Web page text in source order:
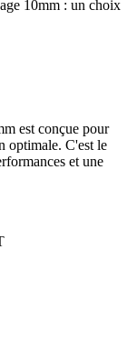
10mm : un choix
est conçue pour
optimale. C'est le
et une